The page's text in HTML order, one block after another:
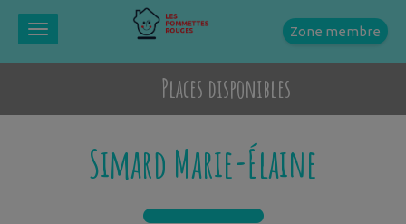
Toggle
navigation
Zone membre
Places disponibles
Simard Marie-Élaine